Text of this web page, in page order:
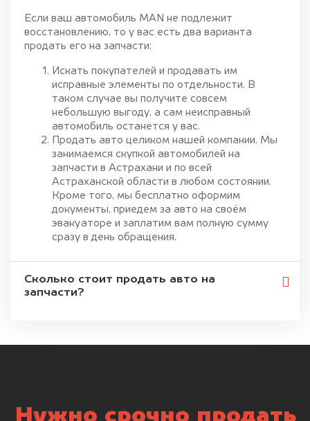
Если ваш автомобиль MAN не подлежит
восстановлению, то у вас есть два варианта
продать его на запчасти:
Искать покупателей и продавать им
исправные элементы по отдельности. В
таком случае вы получите совсем
небольшую выгоду, а сам неисправный
автомобиль останется у вас.
Продать авто целиком нашей компании. Мы
занимаемся скупкой автомобилей на
запчасти в Астрахани и по всей
Астраханской области в любом состоянии.
Кроме того, мы бесплатно оформим
документы, приедем за авто на своём
эвакуаторе и заплатим вам полную сумму
сразу в день обращения.
Сколько стоит продать авто на
запчасти?